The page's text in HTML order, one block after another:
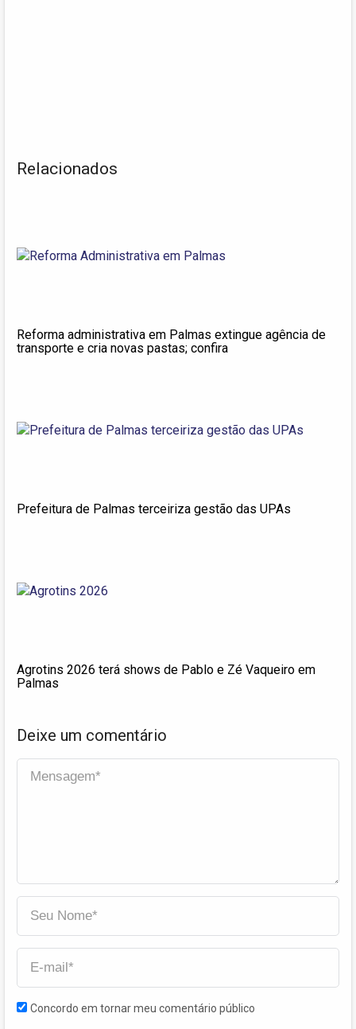
Relacionados
Reforma administrativa em Palmas extingue agência de
transporte e cria novas pastas; confira
Prefeitura de Palmas terceiriza gestão das UPAs
Agrotins 2026 terá shows de Pablo e Zé Vaqueiro em
Palmas
Deixe um comentário
Concordo em tornar meu comentário público